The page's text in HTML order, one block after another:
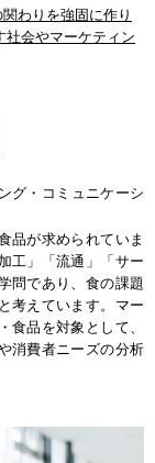
わりを強固に作り
社会やマーケティン
グ・コミュニケーシ
品が求められていま
工」「流通」「サー
問であり、食の課題
考えています。マー
食品を対象として、
消費者ニーズの分析